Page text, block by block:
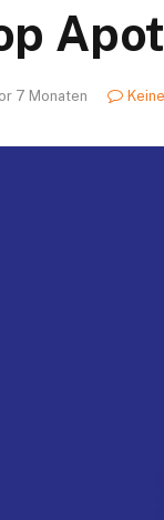
7 Monaten